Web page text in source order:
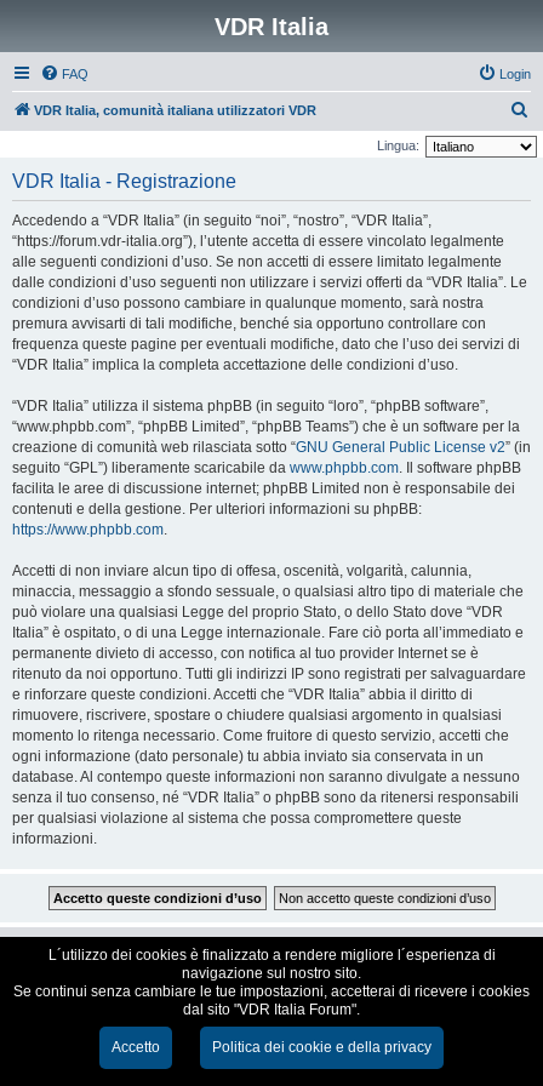
VDR Italia
FAQ Login
VDR Italia, comunità italiana utilizzatori VDR
e
Lingua:
VDR Italia - Registrazione
Accedendo a “VDR Italia” (in seguito “noi”, “nostro”, “VDR Italia”,
“https://forum.vdr-italia.org”), l’utente accetta di essere vincolato legalmente
alle seguenti condizioni d’uso. Se non accetti di essere limitato legalmente
dalle condizioni d’uso seguenti non utilizzare i servizi offerti da “VDR Italia”. Le
condizioni d’uso possono cambiare in qualunque momento, sarà nostra
premura avvisarti di tali modifiche, benché sia opportuno controllare con
frequenza queste pagine per eventuali modifiche, dato che l’uso dei servizi di
“VDR Italia” implica la completa accettazione delle condizioni d’uso.
“VDR Italia” utilizza il sistema phpBB (in seguito “loro”, “phpBB software”,
“www.phpbb.com”, “phpBB Limited”, “phpBB Teams”) che è un software per la
creazione di comunità web rilasciata sotto “GNU General Public License v2” (in
seguito “GPL”) liberamente scaricabile da www.phpbb.com. Il software phpBB
facilita le aree di discussione internet; phpBB Limited non è responsabile dei
contenuti e della gestione. Per ulteriori informazioni su phpBB:
https://www.phpbb.com.
Accetti di non inviare alcun tipo di offesa, oscenità, volgarità, calunnia,
minaccia, messaggio a sfondo sessuale, o qualsiasi altro tipo di materiale che
può violare una qualsiasi Legge del proprio Stato, o dello Stato dove “VDR
Italia” è ospitato, o di una Legge internazionale. Fare ciò porta all’immediato e
permanente divieto di accesso, con notifica al tuo provider Internet se è
ritenuto da noi opportuno. Tutti gli indirizzi IP sono registrati per salvaguardare
e rinforzare queste condizioni. Accetti che “VDR Italia” abbia il diritto di
rimuovere, riscrivere, spostare o chiudere qualsiasi argomento in qualsiasi
momento lo ritenga necessario. Come fruitore di questo servizio, accetti che
ogni informazione (dato personale) tu abbia inviato sia conservata in un
database. Al contempo queste informazioni non saranno divulgate a nessuno
senza il tuo consenso, né “VDR Italia” o phpBB sono da ritenersi responsabili
per qualsiasi violazione al sistema che possa compromettere queste
informazioni.
VDR Italia, comunità italiana utilizzatori VDR
Creato daphpBB® Forum Software © phpBB Limited
Traduzione ItalianaphpBB-Italia.it
L´utilizzo dei cookies è finalizzato a rendere migliore l´esperienza di
navigazione sul nostro sito.
Se continui senza cambiare le tue impostazioni, accetterai di ricevere i cookies
dal sito "VDR Italia Forum".
Accetto Politica dei cookie e della privacy